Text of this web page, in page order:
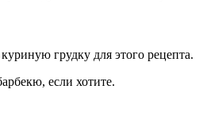
грудку для этого рецепта.
если хотите.